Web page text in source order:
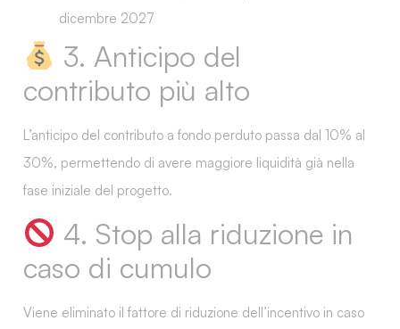
dicembre 2027
3. Anticipo del
contributo più alto
L’anticipo del contributo a fondo perduto passa dal 10% al
30%, permettendo di avere maggiore liquidità già nella
fase iniziale del progetto.
4. Stop alla riduzione in
caso di cumulo
Viene eliminato il fattore di riduzione dell’incentivo in caso